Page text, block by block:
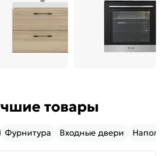
товары
Фурнитура Входные двери